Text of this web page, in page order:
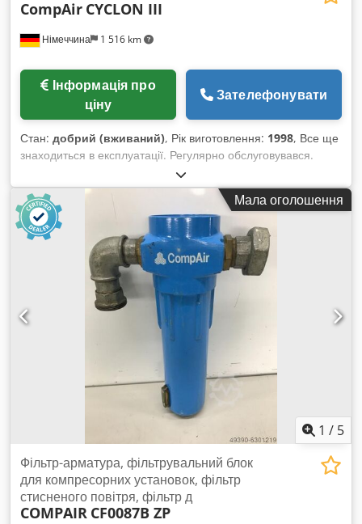
Німеччина 1 516 km
CompAir CYCLON III
ціну
Зателефонувати
Стан: добрий (вживаний), Рік виготовлення: 1998, Все ще
знаходиться в експлуатації. Регулярно обслуговувався.
Технічні характеристики: 1,67 м³/хв; макс. 8,2 бар.
Підключення: 380-415 В / 50 Гц; 13,59 кВт. Ширина: 720 мм.
Глибина: 1000 мм. Висота: 940 мм. Вага: близько 320 кг.
Djdpovk D Etjfx Ai Iswa
Мала оголошення
1 / 5
Фільтр-арматура, фільтрувальний блок
для компресорних установок, фільтр
стисненого повітря, фільтр д
COMPAIR CF0087B ZP